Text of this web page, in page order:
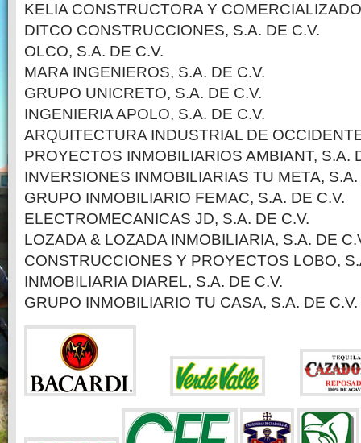
KELIA CONSTRUCTORA Y
DITCO CONSTRUCCIONES, S.A. DE C.V.
OLCO, S.A. DE C.V.
MARA INGENIEROS, S.A. DE C.V.
GRUPO UNICRETO, S.A. DE C.V.
INGENIERIA APOLO, S.A. DE C.V.
ARQUITECTURA INDUSTRIAL DE
PROYECTOS INMOBILIARIOS AMBIANT, S.A.
INVERSIONES INMOBILIARIAS TU META, S.A.
GRUPO INMOBILIARIO FEMAC, S.A. DE C.V.
ELECTROMECANICAS JD, S.A. DE C.V.
LOZADA & LOZADA INMOBILIARIA, S.A. DE
CONSTRUCCIONES Y PROYECTOS LOBO,
INMOBILIARIA DIAREL, S.A. DE C.V.
GRUPO INMOBILIARIO TU CASA, S.A. DE C.V.